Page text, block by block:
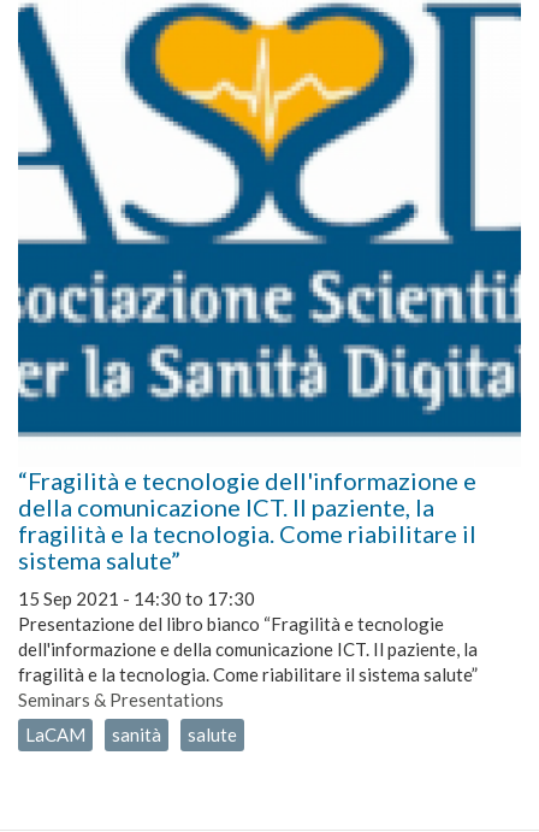
“Fragilità e tecnologie dell'informazione e
della comunicazione ICT. Il paziente, la
fragilità e la tecnologia. Come riabilitare il
sistema salute”
15 Sep 2021 - 14:30 to 17:30
Presentazione del libro bianco “Fragilità e tecnologie
dell'informazione e della comunicazione ICT. Il paziente, la
fragilità e la tecnologia. Come riabilitare il sistema salute”
Seminars & Presentations
LaCAM
sanità salute